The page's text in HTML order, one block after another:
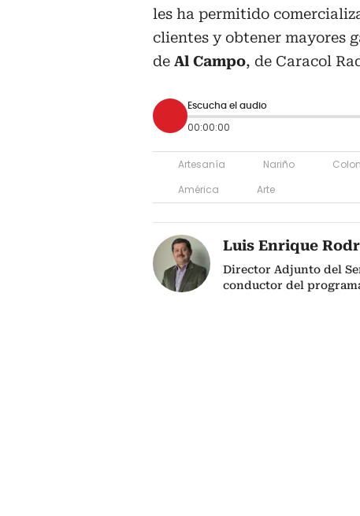
les ha permitido
clientes y obtener mayores
de Al Campo, de Caracol
Escucha el audio
00:00:00
Artesanía Nariño
América
Arte
Luis Enrique
Director Adjunto del
conductor del